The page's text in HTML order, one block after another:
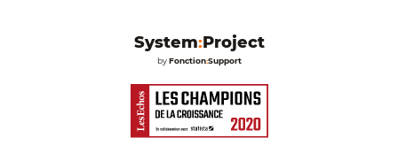
System:Project
byFonction:Support